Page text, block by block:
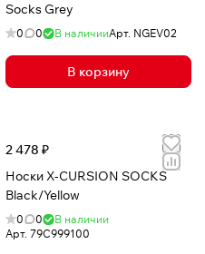
Socks Grey
0 0 В наличииАрт. NGEV02
В корзину
2 478 ₽
Носки X-CURSION SOCKS
Black/Yellow
0 0
В наличии
Арт. 79C999100